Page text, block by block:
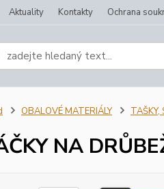
Aktuality Kontakty Ochrana
OBALOVÉ MATERIÁLY TAŠKY,
NA